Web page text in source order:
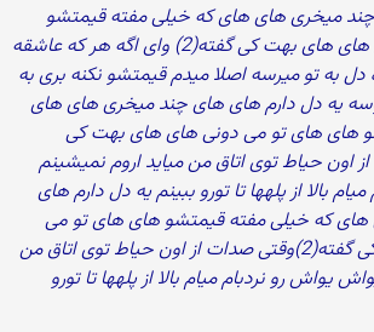
میخری های های که خیلی مفته قیمتشو
های های تو می دونی های های بهت کی گفته(2) وای اگه هر که عاشقه
دل به تو میرسه اصلا میدم قیمتشو نکنه بری به
یه دل دارم های های چند میخری های های
های های تو می دونی های های بهت کی
از اون حیاط توی اتاق من میاید اروم نمیشینم
بالا از پلهها تا تورو ببینم یه دل دارم های
که خیلی مفته قیمتشو های های تو می
دونی های های بهت کی گفته(2)وقتی صدات از اون حیاط توی اتاق من
یواش رو نردبام میام بالا از پلهها تا تورو